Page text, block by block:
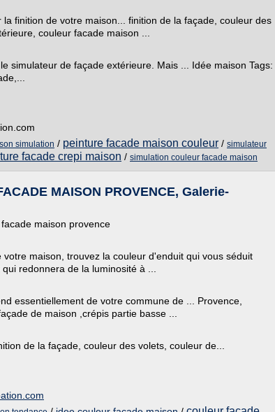
finition de votre maison... finition de la façade, couleur des
couleur facade maison ...
simulateur de façade extérieure. Mais ... Idée maison Tags:
simulation / peinture facade maison couleur / simulateur
facade crepi maison / simulation couleur facade maison
MAISON PROVENCE, Galerie-
maison provence
maison, trouvez la couleur d'enduit qui vous séduit
redonnera de la luminosité à ...
essentiellement de votre commune de ... Provence,
de maison ,crépis partie basse ...
de la façade, couleur des volets, couleur de...